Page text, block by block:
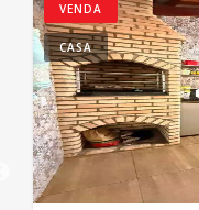
VENDA
CASA